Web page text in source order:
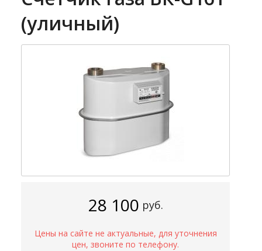
(уличный)
28 100 руб.